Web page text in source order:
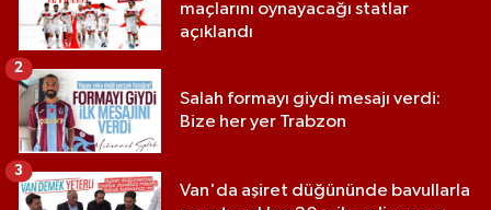
maçlarını oynayacağı statlar
açıklandı
Salah formayı giydi mesajı verdi:
Bize her yer Trabzon
2
Van'da aşiret düğününde bavullarla
3